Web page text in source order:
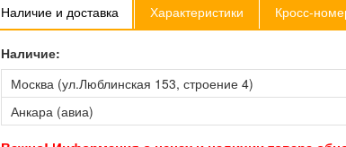
Наличие и доставка Характеристики Кросс-
Наличие:
Москва (ул.Люблинская 153, строение 4)
Анкара (авиа)